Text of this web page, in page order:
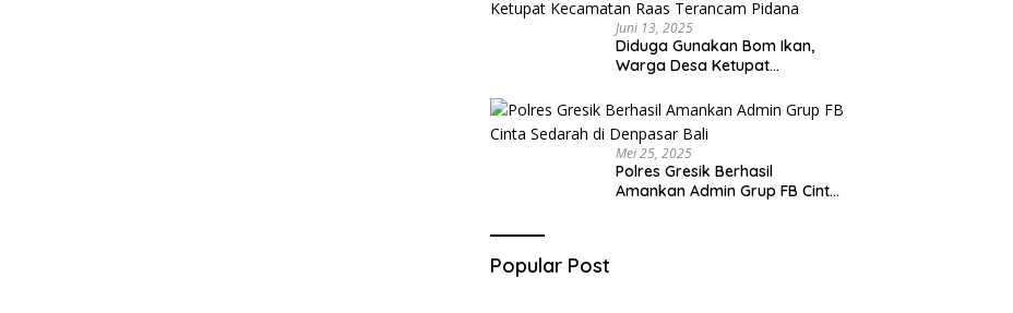
Juni 13, 2025
Diduga Gunakan Bom Ikan,
Warga Desa Ketupat
Pidana
Mei 25, 2025
Polres Gresik Berhasil
Amankan Admin Grup FB Cinta
Popular Post